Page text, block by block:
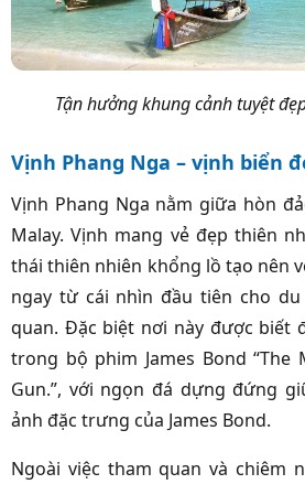
Tận hưởng khung cảnh tuyệt
Vịnh Phang Nga – vịnh biển
Vịnh Phang Nga nằm giữa hòn
Malay. Vịnh mang vẻ đẹp thiên
thái thiên nhiên khổng lồ tạo nên
ngay từ cái nhìn đầu tiên cho
quan. Đặc biệt nơi này được biết
trong bộ phim James Bond “The
Gun.”, với ngọn đá dựng đứng
ảnh đặc trưng của James Bond.
Ngoài việc tham quan và chiêm